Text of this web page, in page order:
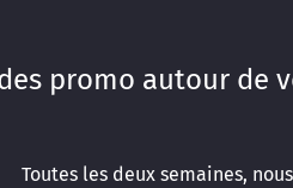
promo autour de
Toutes les deux semaines,